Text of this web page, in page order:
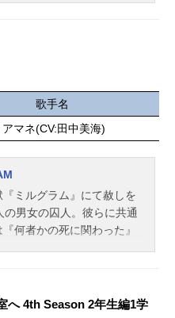
聖一：福山潤秋名素子：
田裕子古郡薫：稲田徹スタ
：横田卓馬『ポンコツ風紀
ート丈が不適切なJKの
子キャラクターデザイ
画監督：氷室陽衣装・プロ
デザイン：佐々木晴也 山
成麻子3DCGディレクタ
才能を持ち、容姿・頭脳
して過ごしてきた。一通の
くまでは――――。その手
家で開かれる元旦の集ま
夜と分家の当主たちが一
この集いで、四葉家次期
名されることに。そこで衝
が告げられる。シリーズ累
部の大人気シリーズの中で
開く――！作品名劇場版魔
歌手名
マネ(CV:田中美海)
『ミルグラム』にて赦しを
の男女の囚人。彼らに共通
何者かの死に関わった』
ていきます。囚人たちの
へ 4th Season 2年生編1学